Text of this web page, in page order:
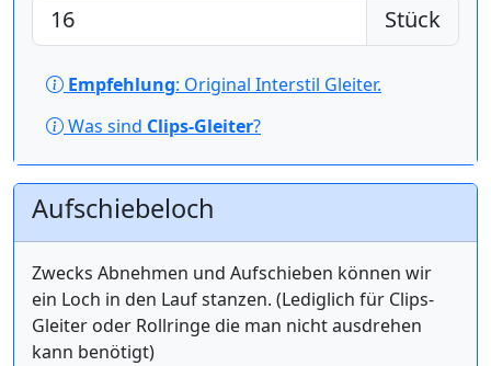
Stück
Empfehlung: Original Interstil Gleiter.
Was sind Clips-Gleiter?
Aufschiebeloch
Zwecks Abnehmen und Aufschieben können wir
ein Loch in den Lauf stanzen. (Lediglich für Clips-
Gleiter oder Rollringe die man nicht ausdrehen
kann benötigt)